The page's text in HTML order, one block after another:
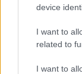
device
I want to
related to
I want to